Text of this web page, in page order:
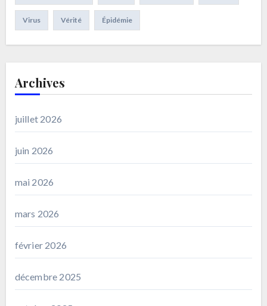
Virus Vérité Épidémie
Archives
juillet 2026
juin 2026
mai 2026
mars 2026
février 2026
décembre 2025